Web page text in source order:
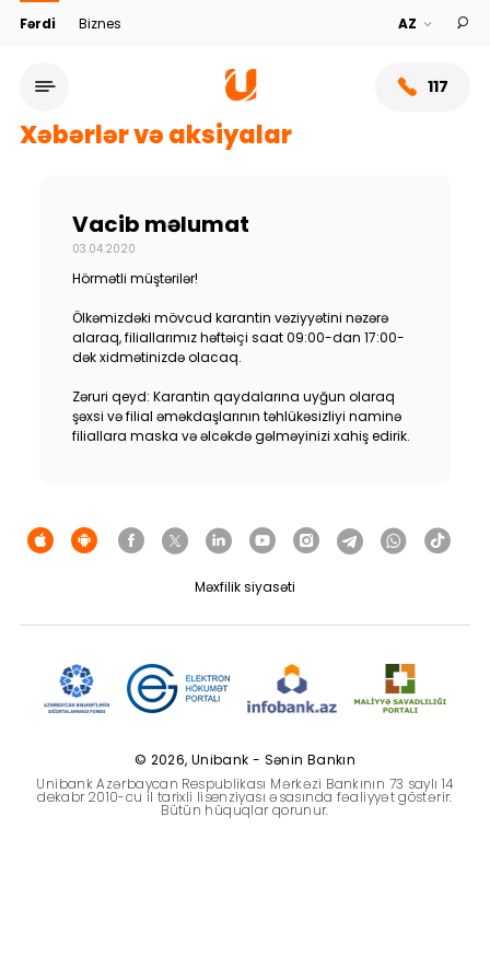
Fərdi Biznes
117
Xidmət şəbəkəsi
Bank haqqında
Tariflər
İnsan Resursları
F.A.Q
Xəbərlər və aksiyalar
Vacib məlumat
03.04.2020
Hörmətli müştərilər!
Ölkəmizdəki mövcud karantin vəziyyətini nəzərə
alaraq, filiallarımız həftəiçi saat 09:00-dan 17:00-
dək xidmətinizdə olacaq.
Zəruri qeyd: Karantin qaydalarına uyğun olaraq
şəxsi və filial əməkdaşlarının təhlükəsizliyi naminə
filiallara maska və əlcəkdə gəlməyinizi xahiş edirik.
Məxfilik siyasəti
© 2026, Unibank - Sənin Bankın
Unibank Azərbaycan Respublikası Mərkəzi Bankının 73 saylı 14
dekabr 2010-cu il tarixli lisenziyası əsasında fəaliyyət göstərir.
Bütün hüquqlar qorunur.